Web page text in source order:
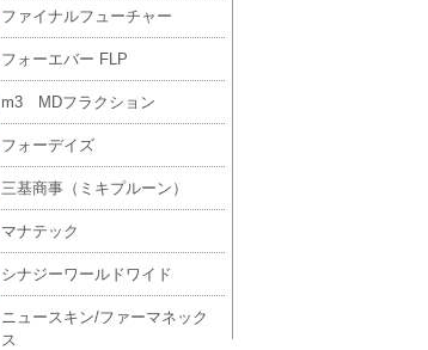
ファイナルフューチャー
フォーエバー FLP
m3 MDフラクション
フォーデイズ
三基商事（ミキプルーン）
マナテック
シナジーワールドワイド
ニュースキン/ファーマネック
ス